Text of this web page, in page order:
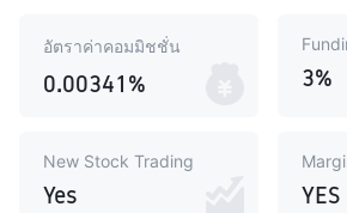
อัตราค่าคอมมิชชั่น
0.00341% 3%
New Stock Trading
Yes YES